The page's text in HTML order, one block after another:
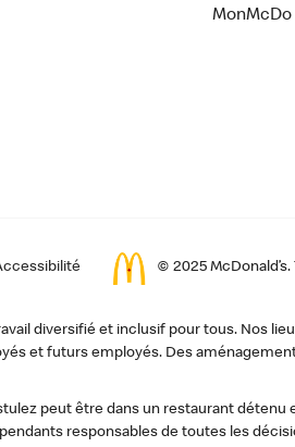
MonMcDo
© 2025
diversifié et inclusif pour tous. Nos
et futurs employés. Des
peut être dans un restaurant détenu
responsables de toutes les